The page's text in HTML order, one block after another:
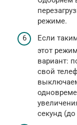
режиме.
Если
этот
вариант:
свой
секунд